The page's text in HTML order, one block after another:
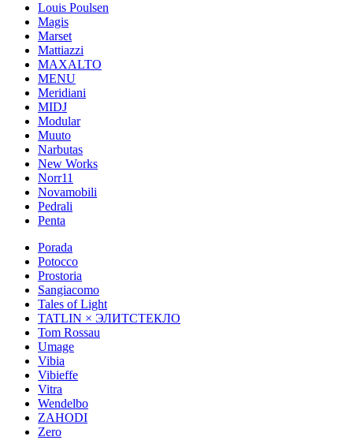
Louis Poulsen
Magis
Marset
Mattiazzi
MAXALTO
MENU
Meridiani
MIDJ
Modular
Muuto
Narbutas
New Works
Norr11
Novamobili
Pedrali
Penta
Porada
Potocco
Prostoria
Sangiacomo
Tales of Light
TATLIN × ЭЛИТСТЕКЛО
Tom Rossau
Umage
Vibia
Vibieffe
Vitra
Wendelbo
ZAHODI
Zero